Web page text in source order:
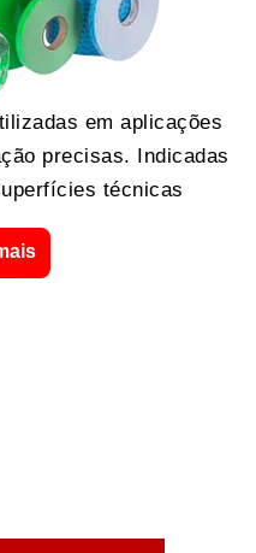
em aplicações
precisas. Indicadas
técnicas